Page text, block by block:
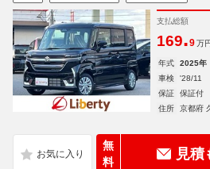
支払総額
169.9 万
年式 2025年
車検
'28/11
保証
保証付
住所
京都府
無
料
見積